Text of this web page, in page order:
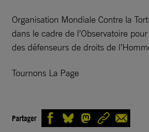
Organisation Mondiale Contre la
dans le cadre de l’Observatoire
des défenseurs de droits de
Tournons La Page
Partager